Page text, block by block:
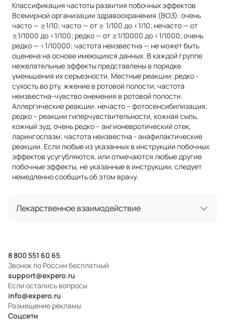
Классификация частоты развития побочных эффектов
Всемирной организации здравоохранения (ВОЗ): очень
часто — ≥1/10; часто — от ≥ 1/100 до <1/10; нечасто — от
≥1/1000 до <1/100; редко — от ≥1/10000 до <1/1000; очень
редко — <1/10000; частота неизвестна — не может быть
оценена на основе имеющихся данных. В каждой группе
нежелательные эффекты представлены в порядке
уменьшения их серьезности. Местные реакции: редко -
сухость во рту, жжение в ротовой полости; частота
неизвестна-чувство онемения в ротовой полости.
Аллергические реакции: нечасто – фотосенсибилизация;
редко – реакции гиперчувствительности, кожная сыпь,
кожный зуд; очень редко – ангионевротический отек,
ларингоспазм; частота неизвестна - анафилактические
реакции. Если любые из указанных в инструкции побочных
эффектов усугубляются, или отмечаются любые другие
побочные эффекты, не указанные в инструкции, следует
немедленно сообщить об этом врачу.
Лекарственное взаимодействие
8 800 551 60 65
Звонок по России бесплатный
support@expero.ru
Если остались вопросы
info@expero.ru
Размещение рекламы
Соцсети